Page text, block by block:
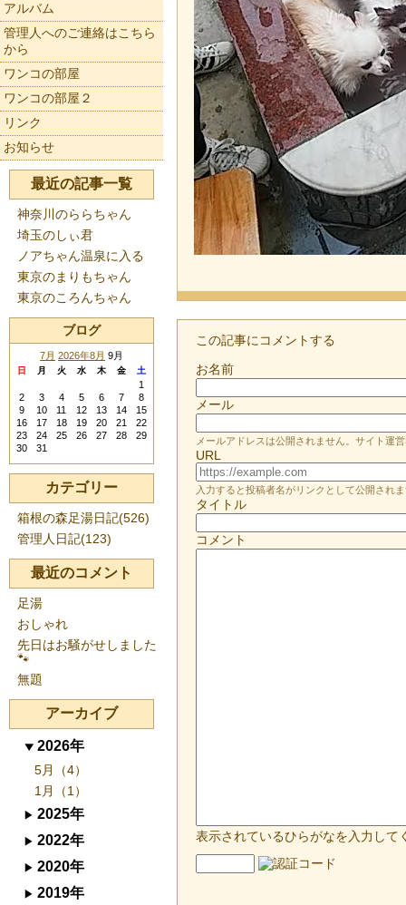
この記事にコメントする
お名前
メール
メールアドレスは公開されません。サイト運
URL
入力すると投稿者名がリンクとして公開され
タイトル
コメント
表示されているひらがなを入力して
アルバム
管理人へのご連絡はこちら
から
ワンコの部屋
ワンコの部屋２
リンク
お知らせ
最近の記事一覧
神奈川のららちゃん
埼玉のしぃ君
ノアちゃん温泉に入る
東京のまりもちゃん
東京のころんちゃん
ブログ
7月 2026年8月 9月
日 月 火 水 木 金 土
1
2
3 4 5 6 7
8
9
10 11 12 13 14
15
16
17 18 19 20 21
22
23
24 25 26 27 28
29
30
31
カテゴリー
箱根の森足湯日記(526)
管理人日記(123)
最近のコメント
足湯
おしゃれ
先日はお騒がせしました
🐾
無題
アーカイブ
2026年
5月（4）
1月（1）
2025年
2022年
2020年
2019年